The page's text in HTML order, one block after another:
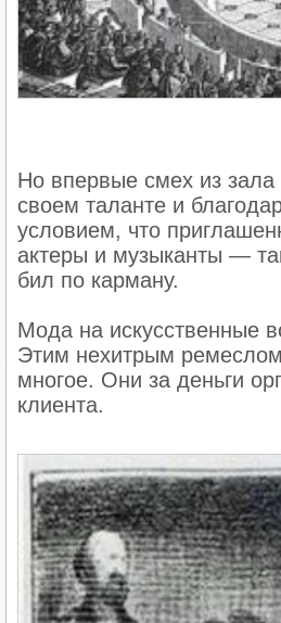
Но впервые смех из
своем таланте и
условием, что
актеры и музыканты —
бил по карману.
Мода на искусственные
Этим нехитрым
многое. Они за деньги
клиента.